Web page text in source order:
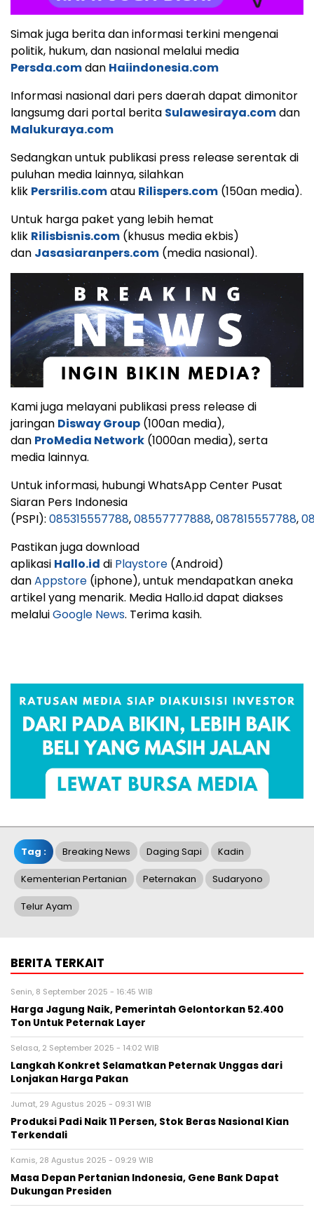
Simak juga berita dan informasi terkini mengenai
politik, hukum, dan nasional melalui media
Persda.comdan Haiindonesia.com
Informasi nasional dari pers daerah dapat dimonitor
langsumg dari portal berita Sulawesiraya.comdan
Malukuraya.com
Sedangkan untuk publikasi press release serentak di
puluhan media lainnya, silahkan
klik Persrilis.comatau Rilispers.com (150an media).
Untuk harga paket yang lebih hemat
klik Rilisbisnis.com (khusus media ekbis)
dan Jasasiaranpers.com (media nasional).
Kami juga melayani publikasi press release di
jaringan Disway Group (100an media),
dan ProMedia Network (1000an media), serta
media lainnya.
Untuk informasi, hubungi WhatsApp Center Pusat
Siaran Pers Indonesia
(PSPI): 085315557788,08557777888,087815557788,
Pastikan juga download
aplikasi Hallo.id di Playstore (Android)
danAppstore (iphone), untuk mendapatkan aneka
artikel yang menarik. Media Hallo.id dapat diakses
melaluiGoogle News. Terima kasih.
Tag : Breaking News Daging Sapi Kadin
Kementerian Pertanian Peternakan Sudaryono
Telur Ayam
BERITA TERKAIT
Senin, 8 September 2025 - 16:45 WIB
Harga Jagung Naik, Pemerintah Gelontorkan 52.400
Ton Untuk Peternak Layer
Selasa, 2 September 2025 - 14:02 WIB
Langkah Konkret Selamatkan Peternak Unggas dari
Lonjakan Harga Pakan
Jumat, 29 Agustus 2025 - 09:31 WIB
Produksi Padi Naik 11 Persen, Stok Beras Nasional Kian
Terkendali
Kamis, 28 Agustus 2025 - 09:29 WIB
Masa Depan Pertanian Indonesia, Gene Bank Dapat
Dukungan Presiden